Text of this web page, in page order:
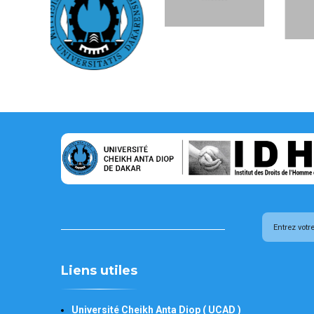
Liens utiles
Université Cheikh Anta Diop ( UCAD )